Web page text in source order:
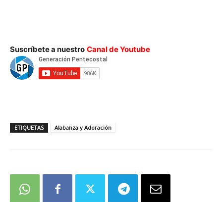
Suscríbete a nuestro Canal de Youtube
ETIQUETAS Alabanza y Adoración